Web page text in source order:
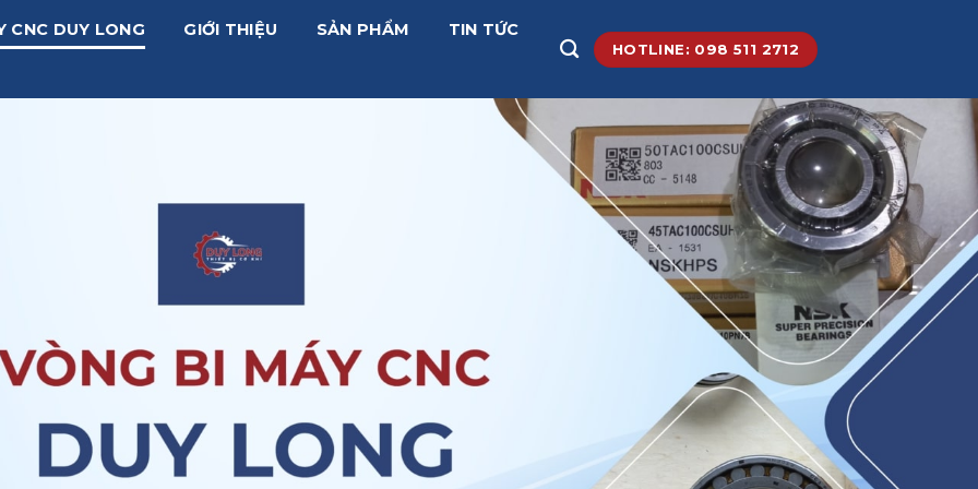
CNC DUY LONG GIỚI THIỆU SẢN PHẨM
TIN TỨC
HOTLINE: 098 511 2712